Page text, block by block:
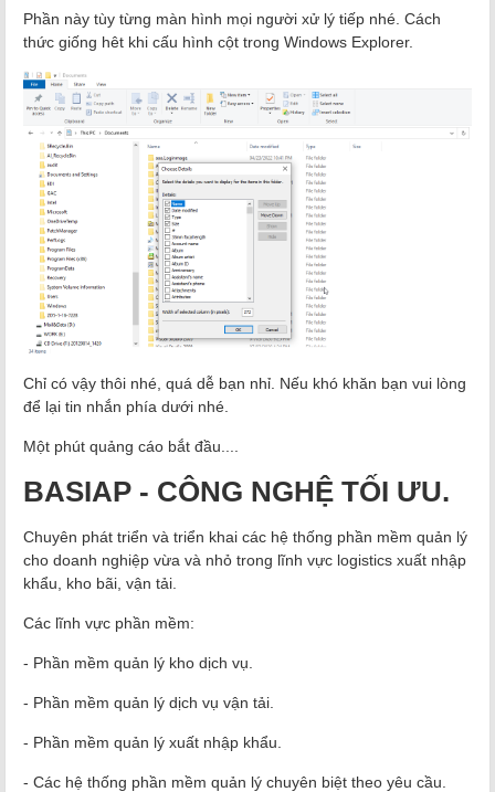
Phần này tùy từng màn hình mọi người xử lý tiếp nhé. Cách
thức giống hêt khi cấu hình cột trong Windows Explorer.
Chỉ có vậy thôi nhé, quá dễ bạn nhỉ. Nếu khó khăn bạn vui lòng
để lại tin nhắn phía dưới nhé.
Một phút quảng cáo bắt đầu....
BASIAP - CÔNG NGHỆ TỐI ƯU.
Chuyên phát triển và triển khai các hệ thống phần mềm quản lý
cho doanh nghiệp vừa và nhỏ trong lĩnh vực logistics xuất nhập
khẩu, kho bãi, vận tải.
Các lĩnh vực phần mềm:
- Phần mềm quản lý kho dịch vụ.
- Phần mềm quản lý dịch vụ vận tải.
- Phần mềm quản lý xuất nhập khẩu.
- Các hệ thống phần mềm quản lý chuyên biệt theo yêu cầu.